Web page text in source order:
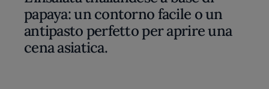
papaya: un contorno facile o un
antipasto perfetto per aprire una
cena asiatica.